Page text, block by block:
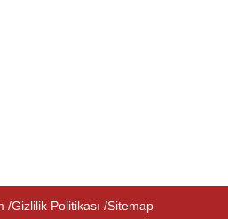
Gizlilik Politikası Sitemap